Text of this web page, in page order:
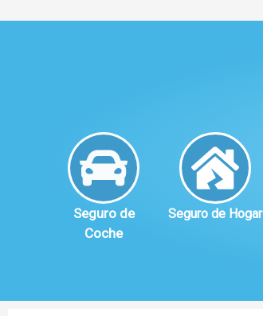
Seguro de
Coche
Seguro de Hogar